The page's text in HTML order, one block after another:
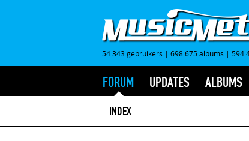
54.343 gebruikers | 698.675 albums |
FORUM
INDEX
UPDATES ALBUMS